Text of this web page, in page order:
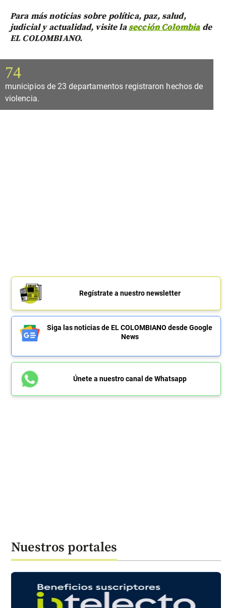
Para más noticias sobre política, paz, salud,
judicial y actualidad, visite lasección Colombiade
EL COLOMBIANO.
74
municipios de 23 departamentos registraron hechos de
violencia.
Regístrate a nuestro newsletter
Siga las noticias de EL COLOMBIANO desde Google
News
Únete a nuestro canal de Whatsapp
Nuestros portales